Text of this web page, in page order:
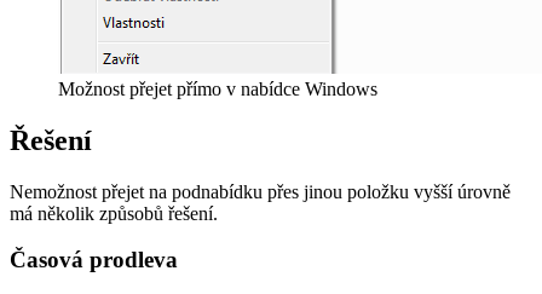
Možnost přejet přímo v nabídce Windows
Řešení
Nemožnost přejet na podnabídku přes jinou položku vyšší úrovně
má několik způsobů řešení.
Časová prodleva